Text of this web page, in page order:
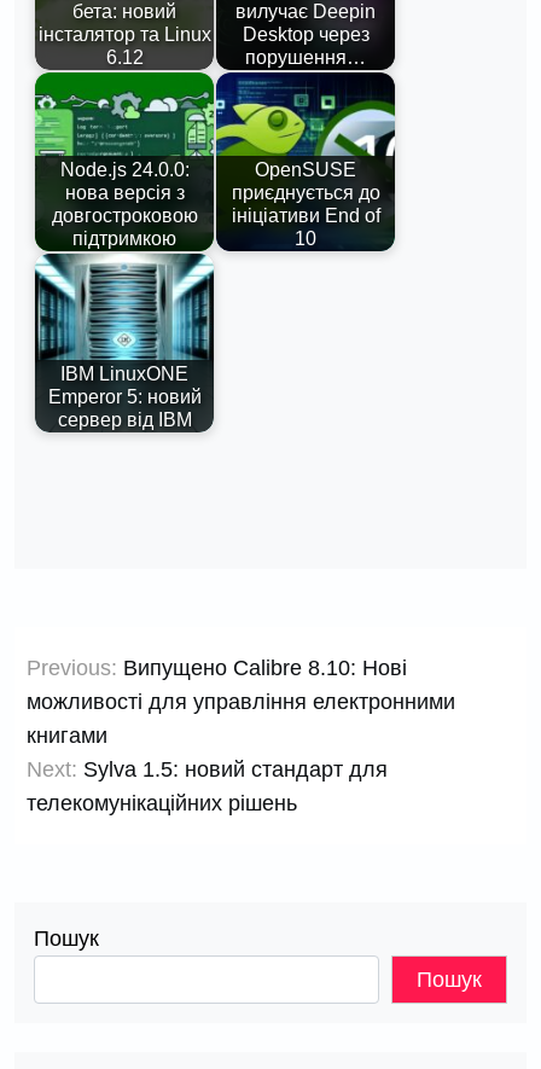
бета: новий
інсталятор та Linux
6.12
вилучає Deepin
Desktop через
порушення…
Node.js 24.0.0:
нова версія з
довгостроковою
підтримкою
OpenSUSE
приєднується до
ініціативи End of
10
IBM LinuxONE
Emperor 5: новий
сервер від IBM
записів
Previous: Випущено Calibre 8.10: Нові
можливості для управління електронними
книгами
Next: Sylva 1.5: новий стандарт для
телекомунікаційних рішень
Пошук
Пошук